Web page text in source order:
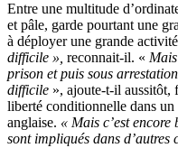
Entre une multitude
et pâle, garde pourtant une
à déployer une grande
difficile », reconnait-il. «
prison et puis sous
difficile », ajoute-t-il aussitôt,
liberté conditionnelle dans
anglaise. « Mais c’est
sont impliqués dans d’autres